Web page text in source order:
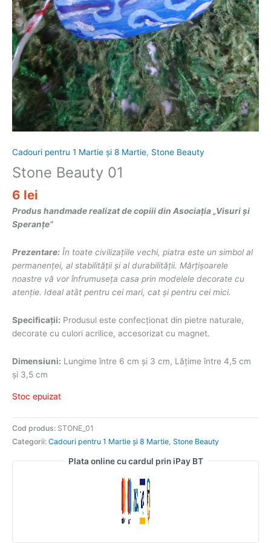
Cadouri pentru 1 Martie și 8 Martie, Stone Beauty
Stone Beauty 01
6 lei
Produs handmade realizat de copiii din Asociația „Visuri și
Speranțe”
Prezentare: În toate civilizaţiile vechi, piatra este un simbol al
permanenţei, al stabilităţii şi al durabilităţii. Mărțișoarele
noastre vă vor înfrumuseța casa prin modelele decorate cu
atenție. Ideal atât pentru cei mari, cat și pentru cei mici.
Specificații: Produsul este confecționat din pietre naturale,
decorate cu culori acrilice, accesorizat cu magnet.
Dimensiuni: Lungime între 6 cm și 3 cm, Lățime între 4,5 cm
și 3,5 cm
Stoc epuizat
Cod produs: STONE_01
Categorii: Cadouri pentru 1 Martie și 8 Martie Stone Beauty
Plata online cu cardul prin iPay BT